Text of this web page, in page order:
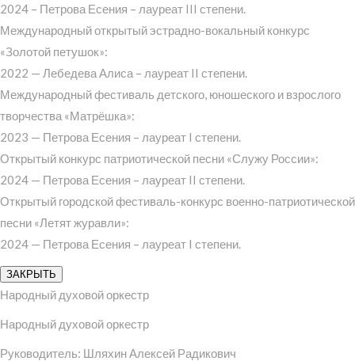
2024 – Петрова Есения – лауреат III степени.
Международный открытый эстрадно-вокальный конкурс
«Золотой петушок»:
2022 — Лебедева Алиса – лауреат II степени.
Международный фестиваль детского, юношеского и взрослого
творчества «Матрёшка»:
2023 — Петрова Есения – лауреат I степени.
Открытый конкурс патриотической песни «Служу России»:
2024 — Петрова Есения – лауреат II степени.
Открытый городской фестиваль-конкурс военно-патриотической
песни «Летят журавли»:
2024 — Петрова Есения – лауреат I степени.
ЗАКРЫТЬ
Народный духовой оркестр
Народный духовой оркестр
Руководитель: Шляхин Алексей Радикович